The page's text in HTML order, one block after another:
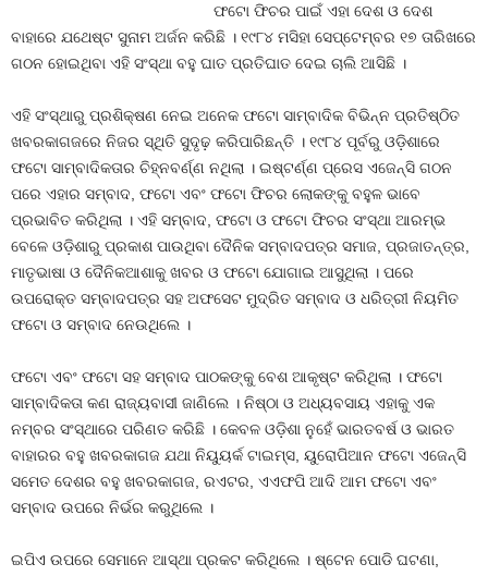
ଫଟୋ ଫିଚର ପାଇଁ ଏହା ଦେଶ ଓ ଦେଶ
ବାହାରେ ଯଥେଷ୍ଟ ସୁନାମ ଅର୍ଜନ କରିଛି । ୧୯୮୪ ମସିହା ସେପ୍ଟେମ୍ବର ୧୭ ତାରିଖରେ
ଗଠନ ହୋଇଥିବା ଏହି ସଂସ୍ଥା ବହୁ ଘାତ ପ୍ରତିଘାତ ଦେଇ ଚାଲି ଆସିଛି ।
ଏହି ସଂସ୍ଥାରୁ ପ୍ରଶିକ୍ଷଣ ନେଇ ଅନେକ ଫଟୋ ସାମ୍ବାଦିକ ବିଭିନ୍ନ ପ୍ରତିଷ୍ଠିତ
ଖବରକାଗଜରେ ନିଜର ସ୍ଥିତି ସୁଦୃଢ଼ କରିପାରିଛନ୍ତି । ୧୯୮୪ ପୂର୍ବରୁ ଓଡ଼ିଶାରେ
ଫଟୋ ସାମ୍ବାଦିକତାର ଚିହ୍ନବର୍ଣ୍ଣ ନଥିଲା । ଇଷ୍ଟର୍ଣ୍ଣ ପ୍ରେସ ଏଜେନ୍ସି ଗଠନ
ପରେ ଏହାର ସମ୍ବାଦ, ଫଟୋ ଏବଂ ଫଟୋ ଫିଚର ଲୋକଙ୍କୁ ବହୁଳ ଭାବେ
ପ୍ରଭାବିତ କରିଥିଲା । ଏହି ସମ୍ବାଦ, ଫଟୋ ଓ ଫଟୋ ଫିଚର ସଂସ୍ଥା ଆରମ୍ଭ
ବେଳେ ଓଡ଼ିଶାରୁ ପ୍ରକାଶ ପାଉଥିବା ଦୈନିକ ସମ୍ବାଦପତ୍ର ସମାଜ, ପ୍ରଜାତନ୍ତ୍ର,
ମାତୃଭାଷା ଓ ଦୈନିକଆଶାକୁ ଖବର ଓ ଫଟୋ ଯୋଗାଇ ଆସୁଥିଲା । ପରେ
ଉପରୋକ୍ତ ସମ୍ବାଦପତ୍ର ସହ ଅଫସେଟ ମୁଦ୍ରିତ ସମ୍ବାଦ ଓ ଧରିତ୍ରୀ ନିୟମିତ
ଫଟୋ ଓ ସମ୍ବାଦ ନେଉଥିଲେ ।
ଫଟୋ ଏବଂ ଫଟୋ ସହ ସମ୍ବାଦ ପାଠକଙ୍କୁ ବେଶ ଆକୃଷ୍ଟ କରିଥିଲା । ଫଟୋ
ସାମ୍ବାଦିକତା କଣ ରାଜ୍ୟବାସୀ ଜାଣିଲେ । ନିଷ୍ଠା ଓ ଅଧ୍ୟବସାୟ ଏହାକୁ ଏକ
ନମ୍ବର ସଂସ୍ଥାରେ ପରିଣତ କରିଛି । କେବଳ ଓଡ଼ିଶା ନୁହେଁ ଭାରତବର୍ଷ ଓ ଭାରତ
ବାହାରର ବହୁ ଖବରକାଗଜ ଯଥା ନିୟୁୟର୍କ ଟାଇମ୍ସ, ୟୁରୋପିଆନ ଫଟୋ ଏଜେନ୍ସି
ସମେତ ଦେଶର ବହୁ ଖବରକାଗଜ, ରଏଟର, ଏଏଫପି ଆଦି ଆମ ଫଟୋ ଏବଂ
ସମ୍ବାଦ ଉପରେ ନିର୍ଭର କରୁଥିଲେ ।
ଇପିଏ ଉପରେ ସେମାନେ ଆସ୍ଥା ପ୍ରକଟ କରିଥିଲେ । ଷ୍ଟେନ ପୋଡି ଘଟଣା,